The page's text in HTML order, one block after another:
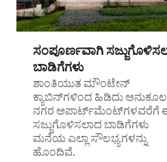
ಸಂಪೂರ್ಣವಾಗಿ
ಬಾಡಿಗೆಗಳು
ಶಾಂತಿಯುತ ಮೌಂಟೇನ್
ಕ್ಯಾಬಿನ್‌ಗಳಿಂದ ಹಿಡಿದು
ನಗರ ಅಪಾರ್ಟ್‌ಮೆಂಟ್‌ಗಳವರೆಗೆ
ಸಜ್ಜುಗೊಳಿಸಲಾದ ಬಾಡಿಗೆಗಳು
ಮನೆಯ ಎಲ್ಲಾ ಸೌಲಭ್ಯಗಳನ್ನು
ಹೊಂದಿವೆ.